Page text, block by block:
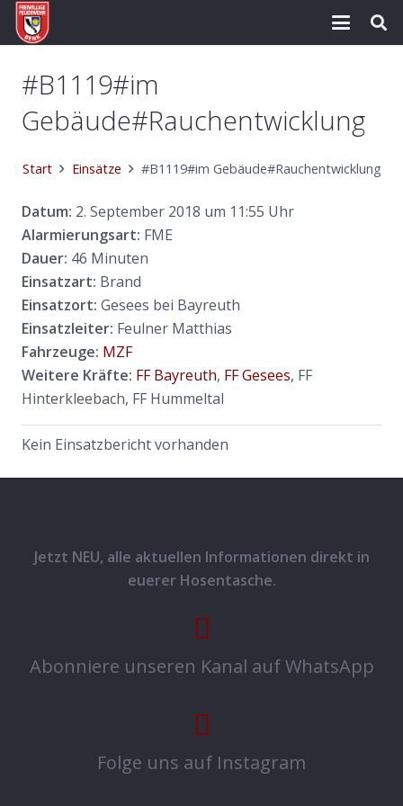
#B1119#im
Gebäude#Rauchentwicklung
Start Einsätze #B1119#im Gebäude#Rauchentwicklung
Datum: 2. September 2018 um 11:55 Uhr
Alarmierungsart: FME
Dauer: 46 Minuten
Einsatzart: Brand
Einsatzort: Gesees bei Bayreuth
Einsatzleiter: Feulner Matthias
Fahrzeuge: MZF
Weitere Kräfte: FF Bayreuth, FF Gesees, FF
Hinterkleebach, FF Hummeltal
Kein Einsatzbericht vorhanden
Jetzt NEU, alle aktuellen Informationen direkt in
euerer Hosentasche.
Abonniere unseren Kanal auf WhatsApp
Folge uns auf Instagram